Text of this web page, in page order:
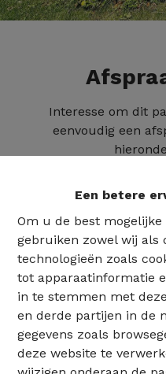
Een betere
Om u de best
gebruiken zowel wij als
technologieën zoals
tot apparaatinformatie
in te stemmen met
en derde partijen in de
gegevens zoals
deze website te
Interesse om dit
eenvoudig een
02